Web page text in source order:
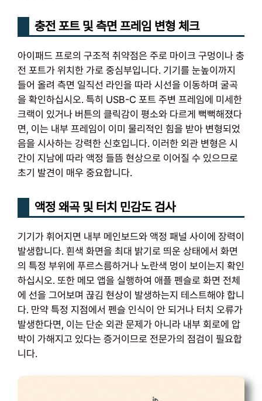
충전 포트 및 측면 프레임 변형 체크
아이패드 프로의 구조적 취약점은 주로 마이크 구멍이나 충
전 포트가 위치한 가로 중심부입니다. 기기를 눈높이까지
들어 올려 측면 일직선 라인을 따라 시선을 이동하며 굴곡
을 확인하십시오. 특히 USB-C 포트 주변 프레임에 미세한
크랙이 있거나 버튼의 클릭감이 평소와 다르게 뻑뻑해졌다
면, 이는 내부 프레임이 이미 물리적인 힘을 받아 변형되었
음을 시사하는 강력한 신호입니다. 이러한 외관 변형은 시
간이 지남에 따라 액정 들뜸 현상으로 이어질 수 있으므로
초기 발견이 매우 중요합니다.
액정 왜곡 및 터치 민감도 검사
기기가 휘어지면 내부 메인보드와 액정 패널 사이에 장력이
발생합니다. 흰색 화면을 최대 밝기로 띄운 상태에서 화면
의 특정 부위에 푸르스름하거나 노란색 멍이 보이는지 확인
하십시오. 또한 메모 앱을 실행하여 애플 펜슬로 화면 전체
에 선을 그어보며 끊김 현상이 발생하는지 테스트해야 합니
다. 만약 특정 지점에서 펜슬 인식이 안 되거나 터치 오류가
발생한다면, 이는 단순 외관 문제가 아니라 내부 회로에 압
박이 가해지고 있다는 증거이므로 전문가의 점검이 필요합
니다.